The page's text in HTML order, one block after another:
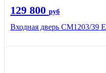
129 800 руб
Входная дверь СМ1203/39 E